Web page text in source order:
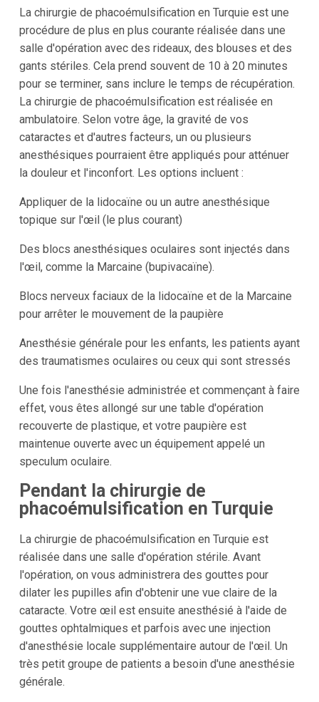
La chirurgie de phacoémulsification en Turquie est une
procédure de plus en plus courante réalisée dans une
salle d'opération avec des rideaux, des blouses et des
gants stériles. Cela prend souvent de 10 à 20 minutes
pour se terminer, sans inclure le temps de récupération.
La chirurgie de phacoémulsification est réalisée en
ambulatoire. Selon votre âge, la gravité de vos
cataractes et d'autres facteurs, un ou plusieurs
anesthésiques pourraient être appliqués pour atténuer
la douleur et l'inconfort. Les options incluent :
Appliquer de la lidocaïne ou un autre anesthésique
topique sur l'œil (le plus courant)
Des blocs anesthésiques oculaires sont injectés dans
l'œil, comme la Marcaine (bupivacaïne).
Blocs nerveux faciaux de la lidocaïne et de la Marcaine
pour arrêter le mouvement de la paupière
Anesthésie générale pour les enfants, les patients ayant
des traumatismes oculaires ou ceux qui sont stressés
Une fois l'anesthésie administrée et commençant à faire
effet, vous êtes allongé sur une table d'opération
recouverte de plastique, et votre paupière est
maintenue ouverte avec un équipement appelé un
speculum oculaire.
Pendant la chirurgie de
phacoémulsification en Turquie
La chirurgie de phacoémulsification en Turquie est
réalisée dans une salle d'opération stérile. Avant
l'opération, on vous administrera des gouttes pour
dilater les pupilles afin d'obtenir une vue claire de la
cataracte. Votre œil est ensuite anesthésié à l'aide de
gouttes ophtalmiques et parfois avec une injection
d'anesthésie locale supplémentaire autour de l'œil. Un
très petit groupe de patients a besoin d'une anesthésie
générale.